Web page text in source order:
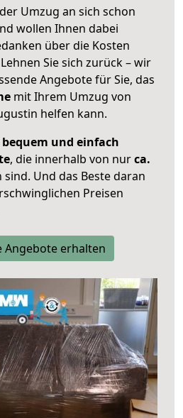
Umzug an sich schon
wollen Ihnen dabei
über die Kosten
Sie sich zurück – wir
Angebote für Sie, das
mit Ihrem Umzug von
helfen kann.
bequem und einfach
, die innerhalb von nurca.
sind. Und das Beste daran
Preisen
Angebote erhalten